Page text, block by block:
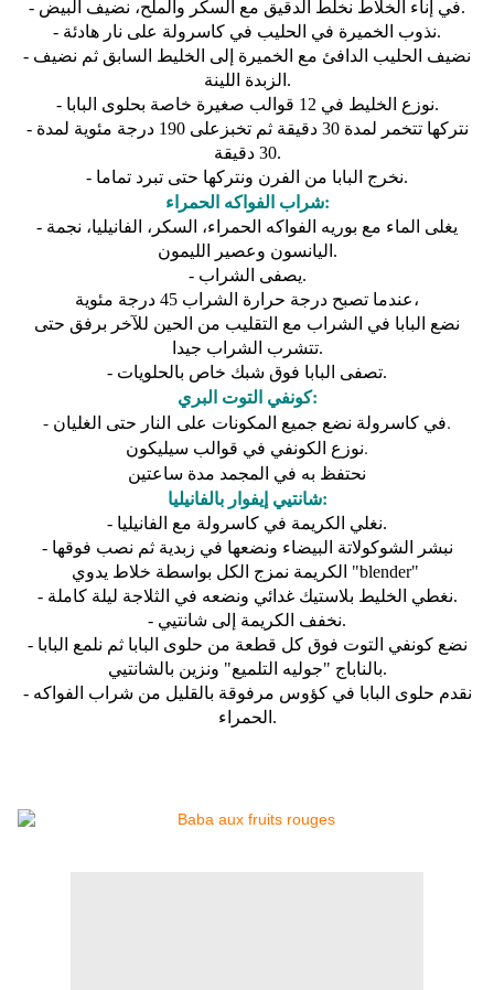
- في إناء الخلاط نخلط الدقيق مع السكر والملح، نضيف البيض.
- نذوب الخميرة في الحليب في كاسرولة على نار هادئة.
- نضيف الحليب الدافئ مع الخميرة إلى الخليط السابق ثم نضيف
الزبدة اللينة.
- نوزع الخليط في 12 قوالب صغيرة خاصة بحلوى البابا.
- نتركها تتخمر لمدة 30 دقيقة ثم تخبزعلى 190 درجة مئوية لمدة
30 دقيقة.
- نخرج البابا من الفرن ونتركها حتی تبرد تماما.
شراب الفواكه الحمراء:
- يغلی الماء مع بوريه الفواكه الحمراء، السكر، الفانيليا، نجمة
اليانسون وعصير الليمون.
- يصفى الشراب.
عندما تصبح درجة حرارة الشراب 45 درجة مئوية،
نضع البابا في الشراب مع التقليب من الحين للآخر برفق حتی
تتشرب الشراب جيدا.
- تصفی البابا فوق شبك خاص بالحلويات.
كونفي التوت البري:
- في كاسرولة نضع جميع المكونات على النار حتى الغليان.
نوزع الكونفي في قوالب سيليكون.
نحتفظ به في المجمد مدة ساعتين
شانتيي إيفوار بالفانيليا:
- نغلي الكريمة في كاسرولة مع الفانيليا.
- نبشر الشوكولاتة البيضاء ونضعها في زبدية ثم نصب فوقها
الكريمة نمزج الكل بواسطة خلاط يدوي "blender"
- نغطي الخليط بلاستيك غدائي ونضعه في الثلاجة ليلة كاملة.
- نخفف الكريمة إلى شانتيي.
- نضع كونفي التوت فوق كل قطعة من حلوى البابا ثم نلمع البابا
بالناباج "جوليه التلميع" ونزين بالشانتيي.
- نقدم حلوى البابا في كؤوس مرفوقة بالقليل من شراب الفواكه
الحمراء.